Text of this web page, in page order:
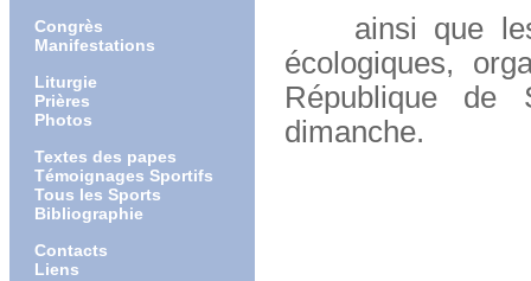
Congrès
Manifestations
Liturgie
Prières
Photos
Textes des papes
Témoignages Sportifs
Tous les Sports
Bibliographie
Contacts
Liens
ainsi que les
écologiques,
République de
dimanche.